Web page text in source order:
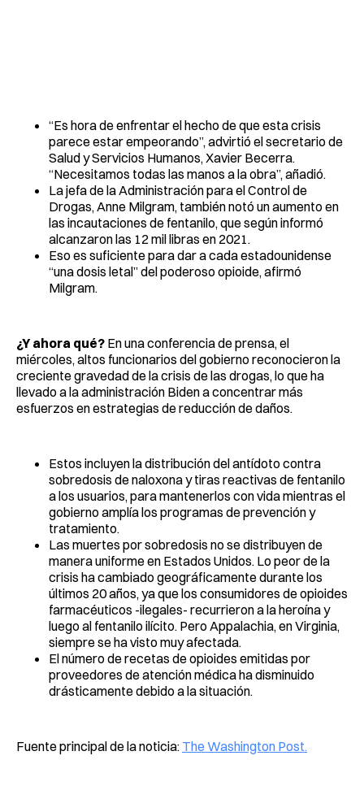
“Es hora de enfrentar el hecho de que esta crisis
parece estar empeorando”, advirtió el secretario de
Salud y Servicios Humanos, Xavier Becerra.
“Necesitamos todas las manos a la obra”, añadió.
La jefa de la Administración para el Control de
Drogas, Anne Milgram, también notó un aumento en
las incautaciones de fentanilo, que según informó
alcanzaron las 12 mil libras en 2021.
Eso es suficiente para dar a cada estadounidense
“una dosis letal” del poderoso opioide, afirmó
Milgram.
¿Y ahora qué? En una conferencia de prensa, el
miércoles, altos funcionarios del gobierno reconocieron la
creciente gravedad de la crisis de las drogas, lo que ha
llevado a la administración Biden a concentrar más
esfuerzos en estrategias de reducción de daños.
Estos incluyen la distribución del antídoto contra
sobredosis de naloxona y tiras reactivas de fentanilo
a los usuarios, para mantenerlos con vida mientras el
gobierno amplía los programas de prevención y
tratamiento.
Las muertes por sobredosis no se distribuyen de
manera uniforme en Estados Unidos. Lo peor de la
crisis ha cambiado geográficamente durante los
últimos 20 años, ya que los consumidores de opioides
farmacéuticos -ilegales- recurrieron a la heroína y
luego al fentanilo ilícito. Pero Appalachia, en Virginia,
siempre se ha visto muy afectada.
El número de recetas de opioides emitidas por
proveedores de atención médica ha disminuido
drásticamente debido a la situación.
Fuente principal de la noticia: The Washington Post.